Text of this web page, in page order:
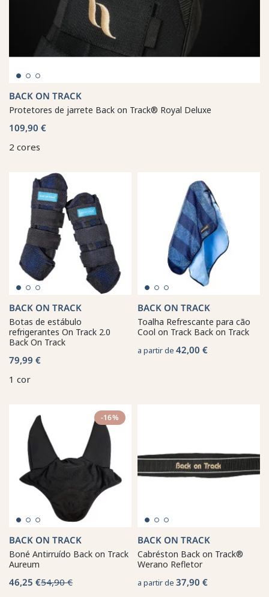
BACK ON TRACK
Protetores de jarrete Back on Track® Royal Deluxe
109,90 €
2 cores
BACK ON TRACK
Botas de estábulo
refrigerantes On Track 2.0
Back On Track
79,99 €
1 cor
BACK ON TRACK
Toalha Refrescante para cão
Cool on Track Back on Track
a partir de 42,00 €
-16%
BACK ON TRACK
Boné Antirruído Back on Track
Aureum
46,25 €54,90 €
BACK ON TRACK
Cabréston Back on Track®
Werano Refletor
a partir de 37,90 €